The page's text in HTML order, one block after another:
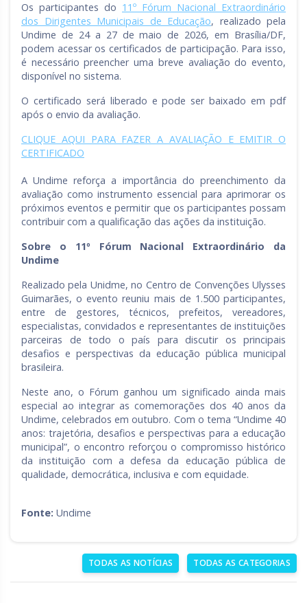
Os participantes do 11º Fórum Nacional Extraordinário
dos Dirigentes Municipais de Educação, realizado pela
Undime de 24 a 27 de maio de 2026, em Brasília/DF,
podem acessar os certificados de participação. Para isso,
é necessário preencher uma breve avaliação do evento,
disponível no sistema.
O certificado será liberado e pode ser baixado em pdf
após o envio da avaliação.
CLIQUE AQUI PARA FAZER A AVALIAÇÃO E EMITIR O
CERTIFICADO
A Undime reforça a importância do preenchimento da
avaliação como instrumento essencial para aprimorar os
próximos eventos e permitir que os participantes possam
contribuir com a qualificação das ações da instituição.
Sobre o 11º Fórum Nacional Extraordinário da
Undime
Realizado pela Unidme, no Centro de Convenções Ulysses
Guimarães, o evento reuniu mais de 1.500 participantes,
entre de gestores, técnicos, prefeitos, vereadores,
especialistas, convidados e representantes de instituições
parceiras de todo o país para discutir os principais
desafios e perspectivas da educação pública municipal
brasileira.
Neste ano, o Fórum ganhou um significado ainda mais
especial ao integrar as comemorações dos 40 anos da
Undime, celebrados em outubro. Com o tema “Undime 40
anos: trajetória, desafios e perspectivas para a educação
municipal”, o encontro reforçou o compromisso histórico
da instituição com a defesa da educação pública de
qualidade, democrática, inclusiva e com equidade.
Fonte: Undime
TODAS AS NOTÍCIAS TODAS AS CATEGORIAS